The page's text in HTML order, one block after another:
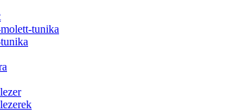
tunika